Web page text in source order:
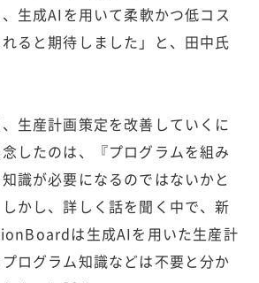
生成AIを用いて柔軟かつ低コス
ると期待しました」と、田中氏
生産計画策定を改善していくに
したのは、『プログラムを組み
識が必要になるのではないかと
かし、詳しく話を聞く中で、新
は生成AIを用いた生産計
ログラム知識などは不要と分か